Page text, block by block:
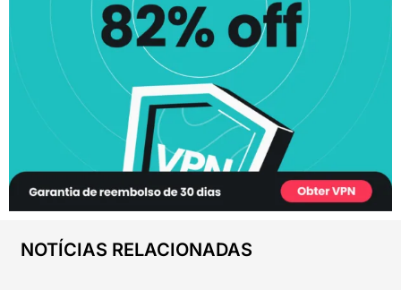
NOTÍCIAS RELACIONADAS